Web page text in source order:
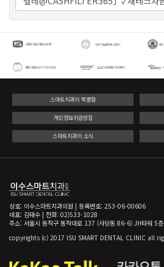
스마트치과의 특별함
개인정보취급방침
스마트치과의 소식
상호: 이수스마트치과의원 | 등록번호: 253-06-00606
대표: 김태수 | 전화: 02)533-1028
주소: 서울시 동작구 동작대로 137 (사당동 86-6) JH타워 5층
copyrights (c) 2017 ISU SMART DENTAL CLINIC all